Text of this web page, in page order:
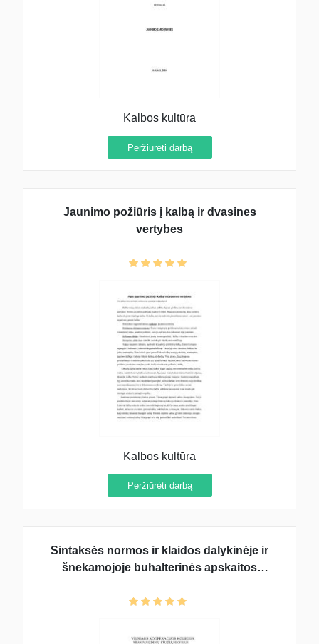
Kalbos kultūra
Peržiūrėti darbą
Jaunimo požiūris į kalbą ir dvasines
vertybes
Kalbos kultūra
Peržiūrėti darbą
Sintaksės normos ir klaidos dalykinėje ir
šnekamojoje buhalterinės apskaitos